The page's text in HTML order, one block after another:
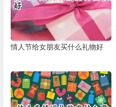
情人节给女朋友买什么礼物好